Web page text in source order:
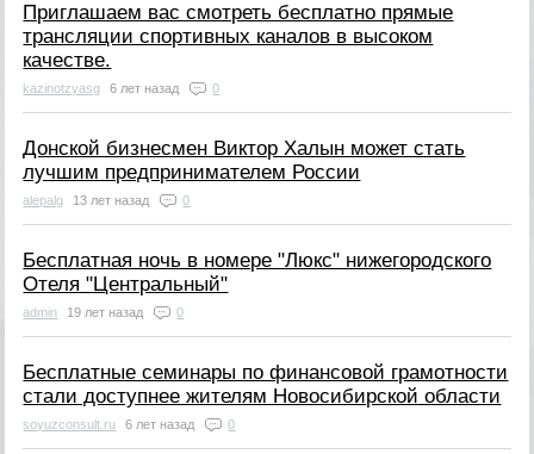
Приглашаем вас смотреть бесплатно прямые
трансляции спортивных каналов в высоком
качестве.
kazinotzyasg 6 лет назад 0
Донской бизнесмен Виктор Халын может стать
лучшим предпринимателем России
alepalg 13 лет назад 0
Бесплатная ночь в номере "Люкс" нижегородского
Отеля "Центральный"
admin 19 лет назад 0
Бесплатные семинары по финансовой грамотности
стали доступнее жителям Новосибирской области
soyuzconsult.ru 6 лет назад 0